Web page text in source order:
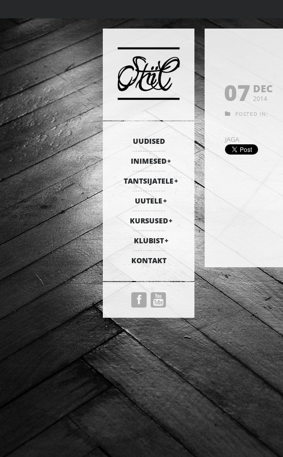
UUDISED
INIMESED
TANTSIJATELE
UUTELE
KURSUSED
KLUBIST
KONTAKT
07 DEC
2014
POSTED IN:
JAGA